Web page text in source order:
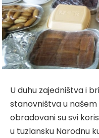
U duhu zajedništva i
stanovništva u
obradovani su svi
u tuzlansku Narodnu